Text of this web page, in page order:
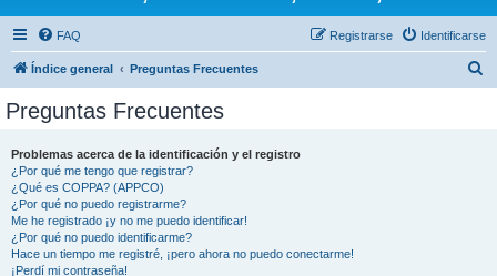
FAQ Identificarse
Registrarse
Índice general Preguntas Frecuentes
Preguntas Frecuentes
Problemas acerca de la identificación y el registro
¿Por qué me tengo que registrar?
¿Qué es COPPA? (APPCO)
¿Por qué no puedo registrarme?
Me he registrado ¡y no me puedo identificar!
¿Por qué no puedo identificarme?
Hace un tiempo me registré, ¡pero ahora no puedo conectarme!
¡Perdí mi contraseña!